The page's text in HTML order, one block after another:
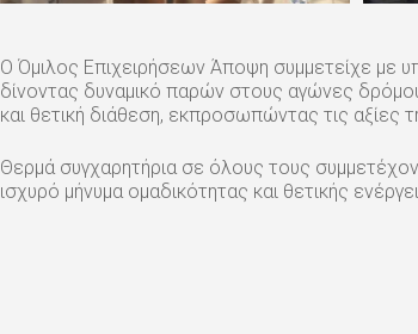
Ο Όμιλος Επιχειρήσεων Άποψη συμμετείχε με
δίνοντας δυναμικό παρών στους αγώνες
και θετική διάθεση, εκπροσωπώντας τις αξίες
Θερμά συγχαρητήρια σε όλους τους
ισχυρό μήνυμα ομαδικότητας και θετικής